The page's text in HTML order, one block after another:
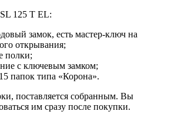
125 T EL:
замок, есть мастер-ключ на
открывания;
полки;
с ключевым замком;
папок типа «Корона».
поставляется собранным. Вы
им сразу после покупки.